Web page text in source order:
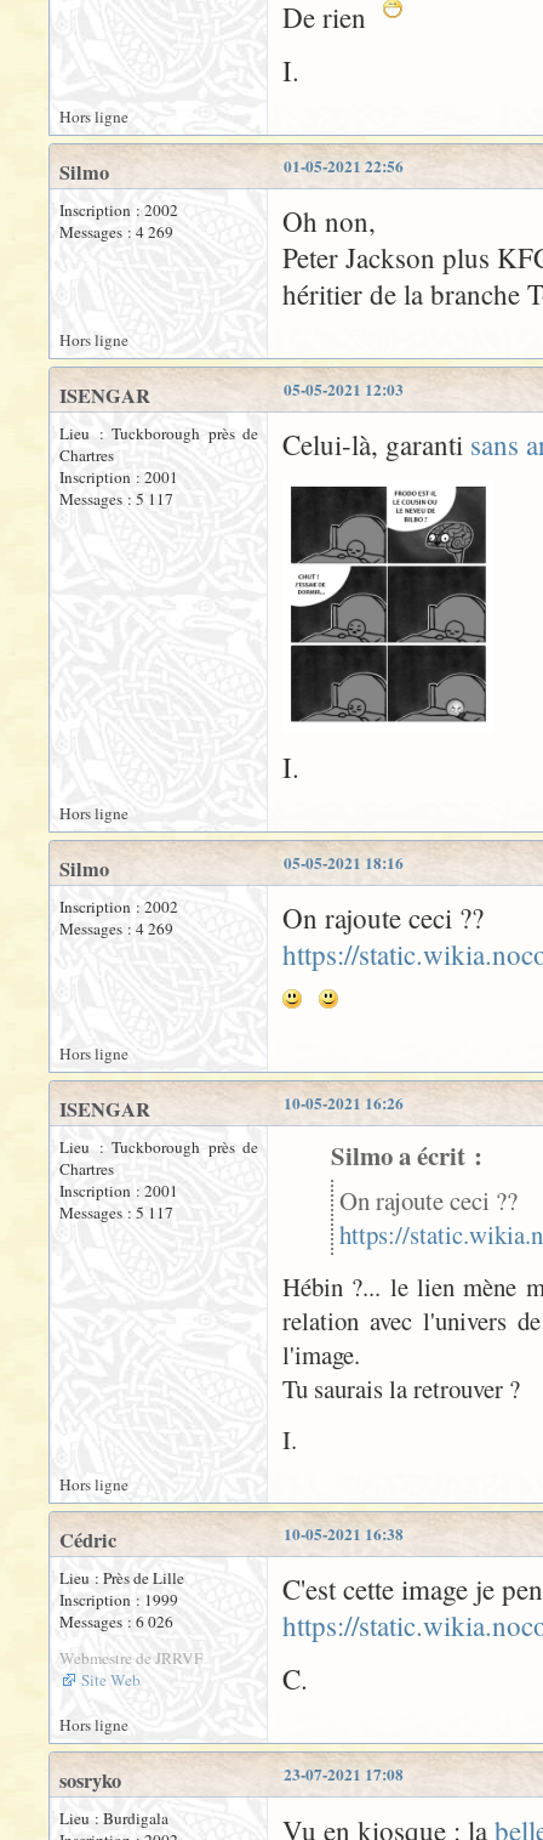
De rien
I.
Hors ligne
01-05-2021 22:56
Silmo
Inscription : 2002
Messages : 4 269
Oh non,
Peter Jackson plus
héritier de la branche
Hors ligne
05-05-2021 12:03
ISENGAR
Lieu : Tuckborough près de
Chartres
Inscription : 2001
Messages : 5 117
Celui-là, garanti sans
I.
Hors ligne
05-05-2021 18:16
Silmo
Inscription : 2002
Messages : 4 269
On rajoute ceci ??
https://
Hors ligne
10-05-2021 16:26
ISENGAR
Lieu : Tuckborough près de
Chartres
Inscription : 2001
Messages : 5 117
Silmo a écrit :
On rajoute ceci ??
https://
Hébin ?... le lien mène
relation avec l'univers
l'image.
Tu saurais la retrouver ?
I.
Hors ligne
10-05-2021 16:38
Cédric
Lieu : Près de Lille
Inscription : 1999
Messages : 6 026
Webmestre de JRRVF
Site Web
C'est cette image je
https://
C.
Hors ligne
23-07-2021 17:08
sosryko
Lieu : Burdigala
Vu en kiosque : la